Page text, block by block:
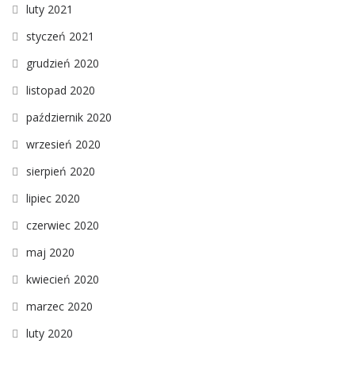
luty 2021
styczeń 2021
grudzień 2020
listopad 2020
październik 2020
wrzesień 2020
sierpień 2020
lipiec 2020
czerwiec 2020
maj 2020
kwiecień 2020
marzec 2020
luty 2020